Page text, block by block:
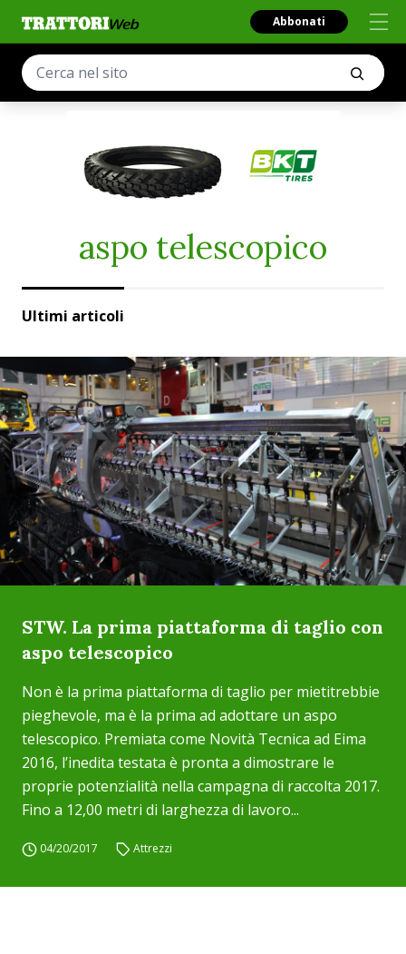
Abbonati
aspo telescopico
Ultimi articoli
STW. La prima piattaforma di taglio con
aspo telescopico
Non è la prima piattaforma di taglio per mietitrebbie
pieghevole, ma è la prima ad adottare un aspo
telescopico. Premiata come Novità Tecnica ad Eima
2016, l’inedita testata è pronta a dimostrare le
proprie potenzialità nella campagna di raccolta 2017.
Fino a 12,00 metri di larghezza di lavoro...
04/20/2017 Attrezzi